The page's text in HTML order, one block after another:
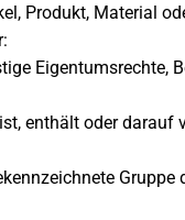
Produkt, Material
enthält oder darauf